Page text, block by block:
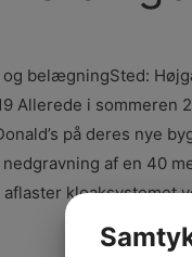
belægningSted:
Allerede i sommeren
på deres nye
af en 40
kloaksystemet